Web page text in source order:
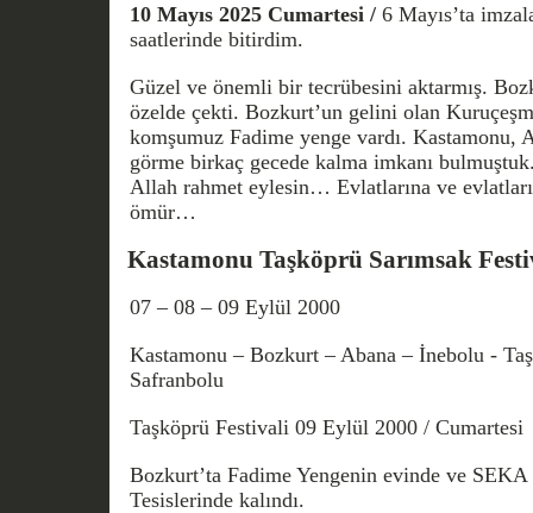
10 Mayıs 2025 Cumartesi /6 Mayıs’ta
saatlerinde bitirdim.
Güzel ve önemli bir tecrübesini aktarmış.
özelde çekti. Bozkurt’un gelini olan
komşumuz Fadime yenge vardı. Kastamonu,
görme birkaç gecede kalma imkanı
Allah rahmet eylesin… Evlatlarına ve
ömür…
Kastamonu Taşköprü Sarımsak
07 – 08 – 09 Eylül 2000
Kastamonu – Bozkurt – Abana – İnebolu -
Safranbolu
Taşköprü Festivali 09 Eylül 2000 / Cumartesi
Bozkurt’ta Fadime Yengenin evinde ve SEKA
Tesislerinde kalındı.